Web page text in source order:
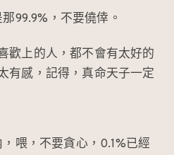
99.9%，不要僥倖。
歡上的人，都不會有太好的
有感，記得，真命天子一定
喂，不要貪心，0.1%已經